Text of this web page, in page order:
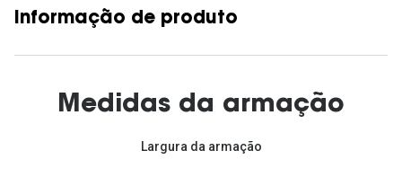
Informação de produto
Medidas da armação
Largura da armação